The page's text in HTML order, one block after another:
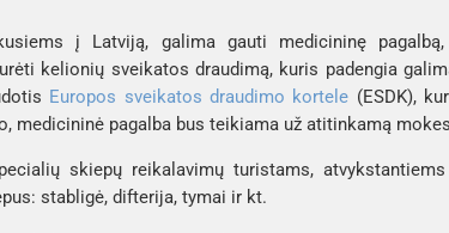
į Latviją, galima gauti medicininę
kelionių sveikatos draudimą, kuris padengia
Europos sveikatos draudimo kortele (ESDK),
medicininė pagalba bus teikiama už atitinkamą
skiepų reikalavimų turistams,
stabligė, difterija, tymai ir kt.